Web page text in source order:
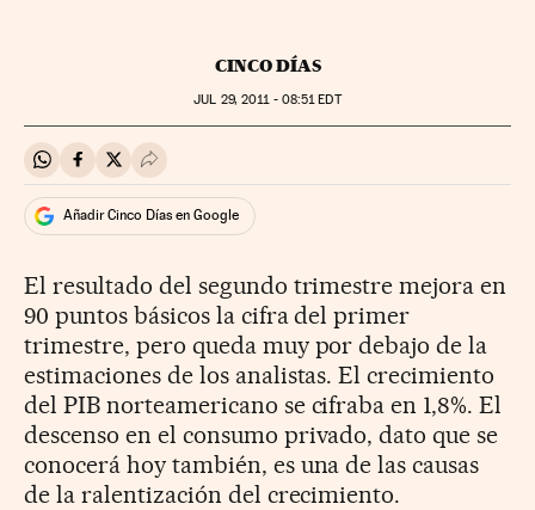
CINCO DÍAS
JUL 29, 2011 - 08:51 EDT
Compartir en Whatsapp
Compartir en Facebook
Compartir en Twitter
Desplegar Redes Sociales
Añadir Cinco Días en Google
El resultado del segundo trimestre mejora en
90 puntos básicos la cifra del primer
trimestre, pero queda muy por debajo de la
estimaciones de los analistas. El crecimiento
del PIB norteamericano se cifraba en 1,8%. El
descenso en el consumo privado, dato que se
conocerá hoy también, es una de las causas
de la ralentización del crecimiento.